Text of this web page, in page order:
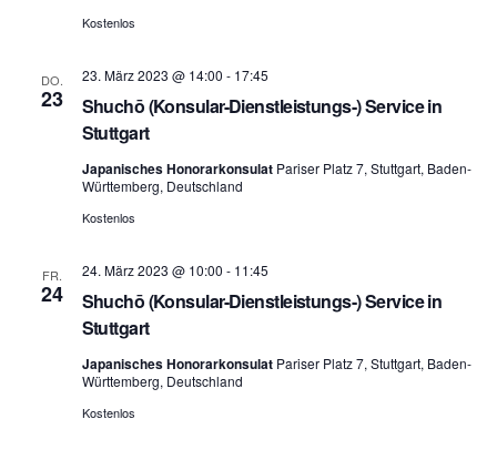
Kostenlos
DO.
23
Shuchō (Konsular-Dienstleistungs-) Service in
Stuttgart
23. März 2023 @ 14:00 - 17:45
Japanisches Honorarkonsulat Pariser Platz 7, Stuttgart, Baden-
Württemberg, Deutschland
Kostenlos
FR.
24
Shuchō (Konsular-Dienstleistungs-) Service in
Stuttgart
24. März 2023 @ 10:00 - 11:45
Japanisches Honorarkonsulat Pariser Platz 7, Stuttgart, Baden-
Württemberg, Deutschland
Kostenlos